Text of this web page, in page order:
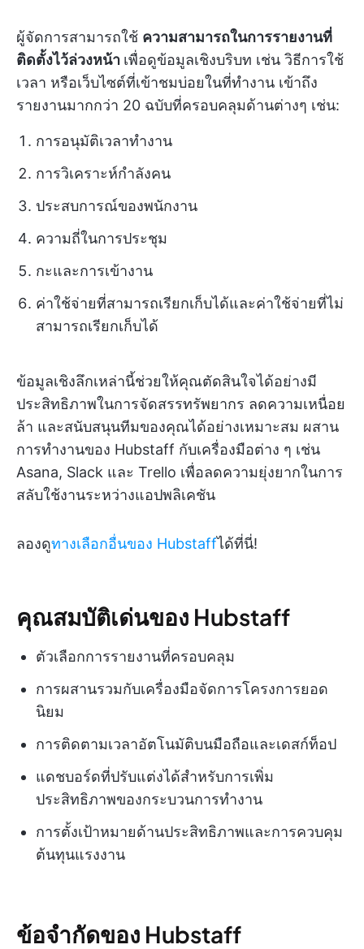
ผู้จัดการสามารถใช้ ความสามารถในการรายงานที่
ติดตั้งไว้ล่วงหน้า เพื่อดูข้อมูลเชิงบริบท เช่น วิธีการใช้
เวลา หรือเว็บไซต์ที่เข้าชมบ่อยในที่ทำงาน เข้าถึง
รายงานมากกว่า 20 ฉบับที่ครอบคลุมด้านต่างๆ เช่น:
การอนุมัติเวลาทำงาน
การวิเคราะห์กำลังคน
ประสบการณ์ของพนักงาน
ความถี่ในการประชุม
กะและการเข้างาน
ค่าใช้จ่ายที่สามารถเรียกเก็บได้และค่าใช้จ่ายที่ไม่
สามารถเรียกเก็บได้
ข้อมูลเชิงลึกเหล่านี้ช่วยให้คุณตัดสินใจได้อย่างมี
ประสิทธิภาพในการจัดสรรทรัพยากร ลดความเหนื่อย
ล้า และสนับสนุนทีมของคุณได้อย่างเหมาะสม ผสาน
การทำงานของ Hubstaff กับเครื่องมือต่าง ๆ เช่น
Asana, Slack และ Trello เพื่อลดความยุ่งยากในการ
สลับใช้งานระหว่างแอปพลิเคชัน
ลองดูทางเลือกอื่นของ Hubstaffได้ที่นี่!
คุณสมบัติเด่นของ Hubstaff
ตัวเลือกการรายงานที่ครอบคลุม
การผสานรวมกับเครื่องมือจัดการโครงการยอด
นิยม
การติดตามเวลาอัตโนมัติบนมือถือและเดสก์ท็อป
แดชบอร์ดที่ปรับแต่งได้สำหรับการเพิ่ม
ประสิทธิภาพของกระบวนการทำงาน
การตั้งเป้าหมายด้านประสิทธิภาพและการควบคุม
ต้นทุนแรงงาน
ข้อจำกัดของ Hubstaff